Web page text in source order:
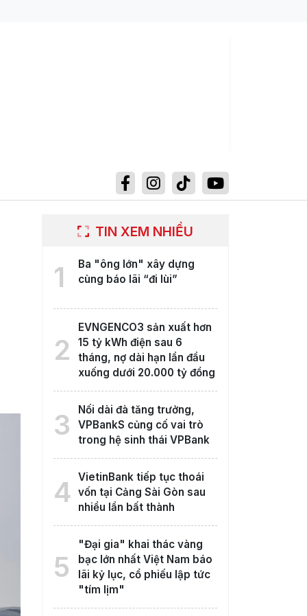
TIN XEM NHIỀU
1
Ba "ông lớn" xây dựng
cùng báo lãi “đi lùi”
2
EVNGENCO3 sản xuất hơn
15 tỷ kWh điện sau 6
tháng, nợ dài hạn lần đầu
xuống dưới 20.000 tỷ đồng
3
Nối dài đà tăng trưởng,
VPBankS củng cố vai trò
trong hệ sinh thái VPBank
4
VietinBank tiếp tục thoái
vốn tại Cảng Sài Gòn sau
nhiều lần bất thành
5
"Đại gia" khai thác vàng
bạc lớn nhất Việt Nam báo
lãi kỷ lục, cổ phiếu lập tức
"tím lịm"